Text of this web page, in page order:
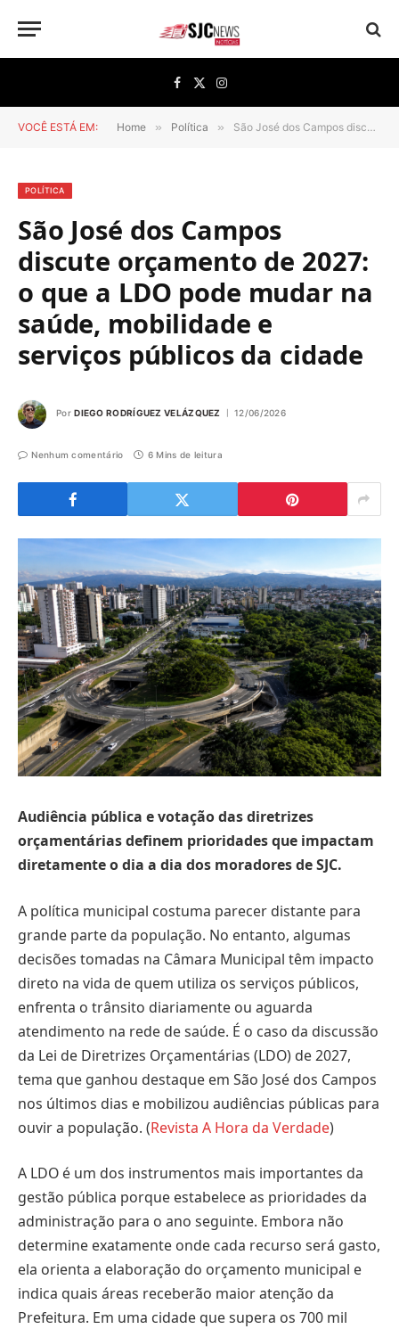
Facebook
X
(Twitter)
Instagram
VOCÊ ESTÁ EM: Home » Política » São José dos Campos discute orçamento de 2027: o que a LDO pode mudar na saúde, mobilidade e serviços públicos da cidade
POLÍTICA
São José dos Campos
discute orçamento de 2027:
o que a LDO pode mudar na
saúde, mobilidade e
serviços públicos da cidade
Por DIEGO RODRÍGUEZ VELÁZQUEZ 12/06/2026
Nenhum comentário 6 Mins de leitura
Audiência pública e votação das diretrizes
orçamentárias definem prioridades que impactam
diretamente o dia a dia dos moradores de SJC.
A política municipal costuma parecer distante para
grande parte da população. No entanto, algumas
decisões tomadas na Câmara Municipal têm impacto
direto na vida de quem utiliza os serviços públicos,
enfrenta o trânsito diariamente ou aguarda
atendimento na rede de saúde. É o caso da discussão
da Lei de Diretrizes Orçamentárias (LDO) de 2027,
tema que ganhou destaque em São José dos Campos
nos últimos dias e mobilizou audiências públicas para
ouvir a população. (Revista A Hora da Verdade)
A LDO é um dos instrumentos mais importantes da
gestão pública porque estabelece as prioridades da
administração para o ano seguinte. Embora não
determine exatamente onde cada recurso será gasto,
ela orienta a elaboração do orçamento municipal e
indica quais áreas receberão maior atenção da
Prefeitura. Em uma cidade que supera os 700 mil